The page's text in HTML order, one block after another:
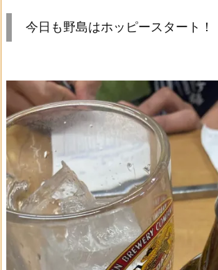
今日も野島はホッピースタート！